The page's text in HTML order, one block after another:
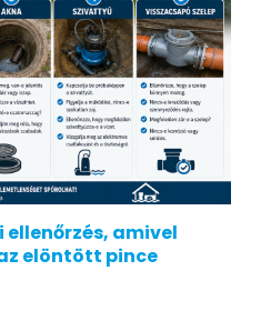
ellenőrzés, amivel
elöntött pince